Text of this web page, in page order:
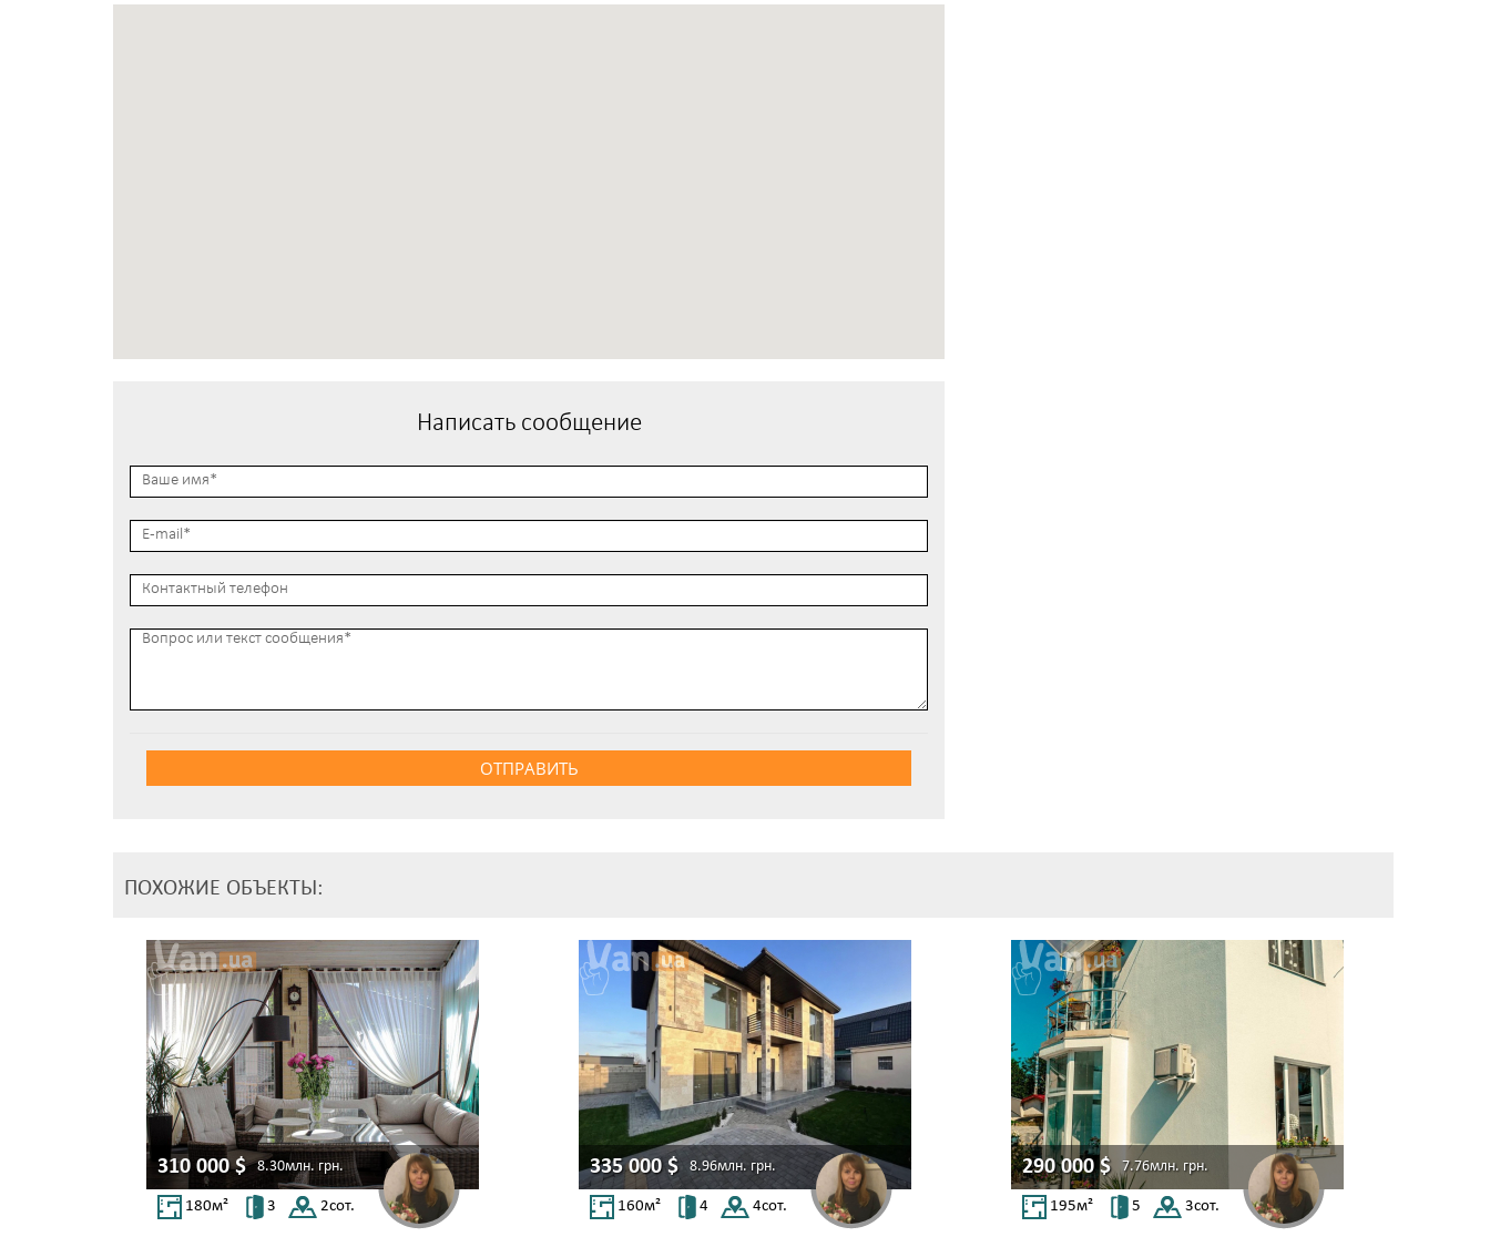
Написать сообщение
ОТПРАВИТЬ
ПОХОЖИЕ ОБЪЕКТЫ:
310 000$ 8.30млн. грн.
180м² 3 2сот.
335 000$ 8.96млн.грн.
160м² 4 4сот.
290 000$ 7.76млн. грн.
195м² 5 3сот.